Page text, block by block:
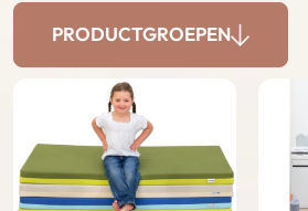
PRODUCTGROEPEN